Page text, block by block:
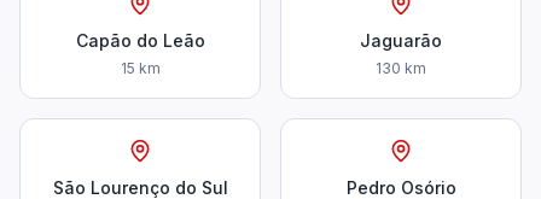
Capão do Leão
15 km
Jaguarão
130 km
São Lourenço do Sul Pedro Osório